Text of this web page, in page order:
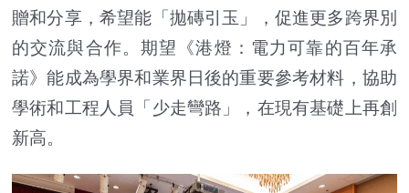
贈和分享，希望能「拋磚引玉」，促進更多跨界別
的交流與合作。期望《港燈：電力可靠的百年承
諾》能成為學界和業界日後的重要參考材料，協助
學術和工程人員「少走彎路」，在現有基礎上再創
新高。